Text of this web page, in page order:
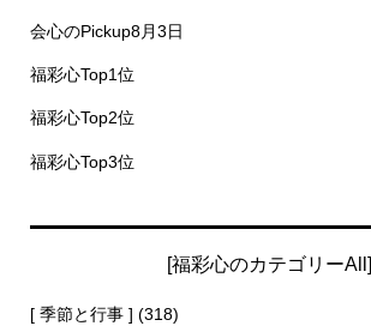
会心のPickup8月3日
福彩心Top1位
福彩心Top2位
福彩心Top3位
[福彩心のカテゴリーAll]
[ 季節と行事 ] (318)